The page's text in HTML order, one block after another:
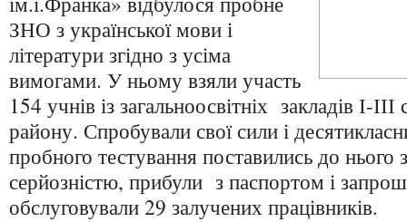
ЗНО з української мови і
літератури згідно з усіма
вимогами. У ньому взяли участь
154 учнів із загальноосвітніх закладів І-
району. Спробували свої сили і
пробного тестування поставились до
серйозністю, прибули з паспортом і
обслуговували 29 залучених працівників.